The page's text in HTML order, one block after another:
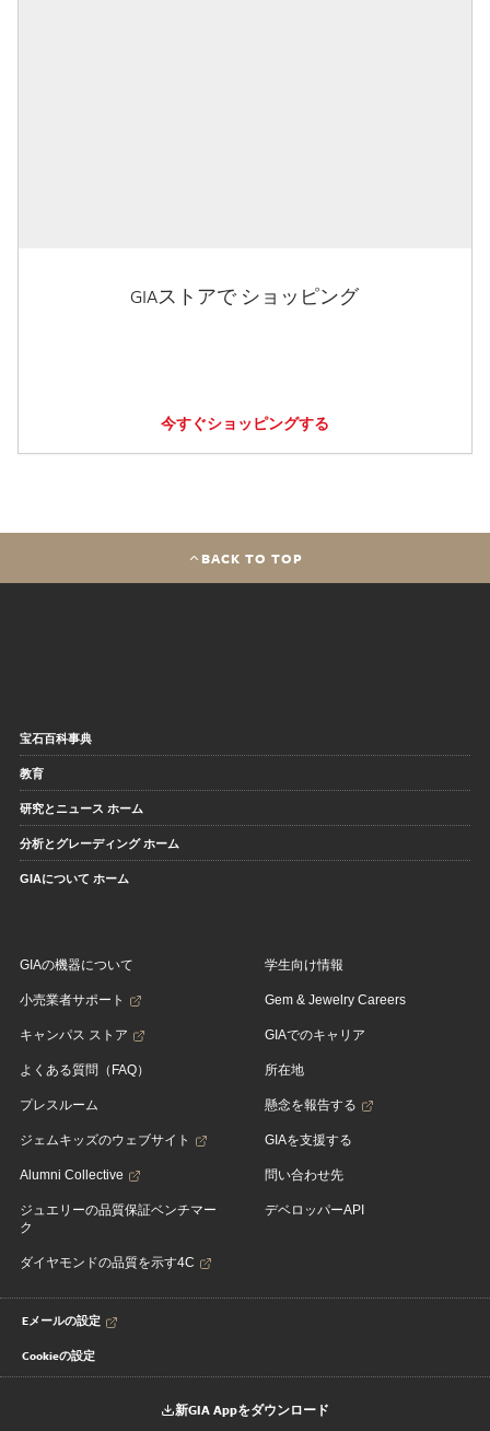
GIAストアで ショッピング
今すぐショッピングする
BACK TO TOP
宝石百科事典
教育
研究とニュース ホーム
分析とグレーディング ホーム
GIAについて ホーム
GIAの機器について
小売業者サポート
キャンパス ストア
よくある質問（FAQ）
プレスルーム
ジェムキッズのウェブサイト
Alumni Collective
ジュエリーの品質保証ベンチマー
ク
ダイヤモンドの品質を示す4C
学生向け情報
Gem & Jewelry Careers
GIAでのキャリア
所在地
懸念を報告する
GIAを支援する
問い合わせ先
デベロッパーAPI
Eメールの設定
Cookieの設定
新GIA Appをダウンロード